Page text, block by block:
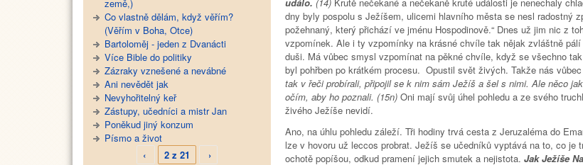
dny byly pospolu s Ježíšem, ulicemi hlavního města se nesl radostný
požehnaný, který přichází ve jménu Hospodinově.“ Dnes už jim nic z
vzpomínek. Ale i ty vzpomínky na krásné chvíle tak nějak zvláštně
duši. Má vůbec smysl vzpomínat na pěkné chvíle, když se všechno
byl pohřben po krátkém procesu. Opustil svět živých. Takže nás
tak v řeči probírali, připojil se k nim sám Ježíš a šel s nimi. Ale něco
očím, aby ho poznali. (15n) Oni mají svůj úhel pohledu a ze svého
živého Ježíše nevidí.
Ano, na úhlu pohledu záleží. Tři hodiny trvá cesta z Jeruzaléma do
lze v hovoru už leccos probrat. Ježíš se učedníků vyptává na to, co je
ochotě popíšou, odkud pramení jejich smutek a nejistota. Jak Ježíše
země,)
Co vlastně dělám, když věřím?
(Věřím v Boha, Otce)
Bartoloměj - jeden z Dvanácti
Více Bible do politiky
Zázraky vznešené a nevábné
Ani nevědět jak
Nevyhořitelný keř
Zástupy, učedníci a mistr Jan
Poněkud jiný konzum
Písmo a život
‹
2 z 21
›